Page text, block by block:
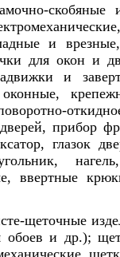
скобяные
и
для окон и
и
прибор
глазок
ввертные
щеточные
обоев и др.);